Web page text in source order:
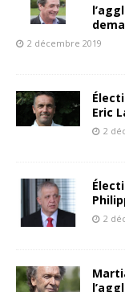
2 décembre 2019
Eric
2
2